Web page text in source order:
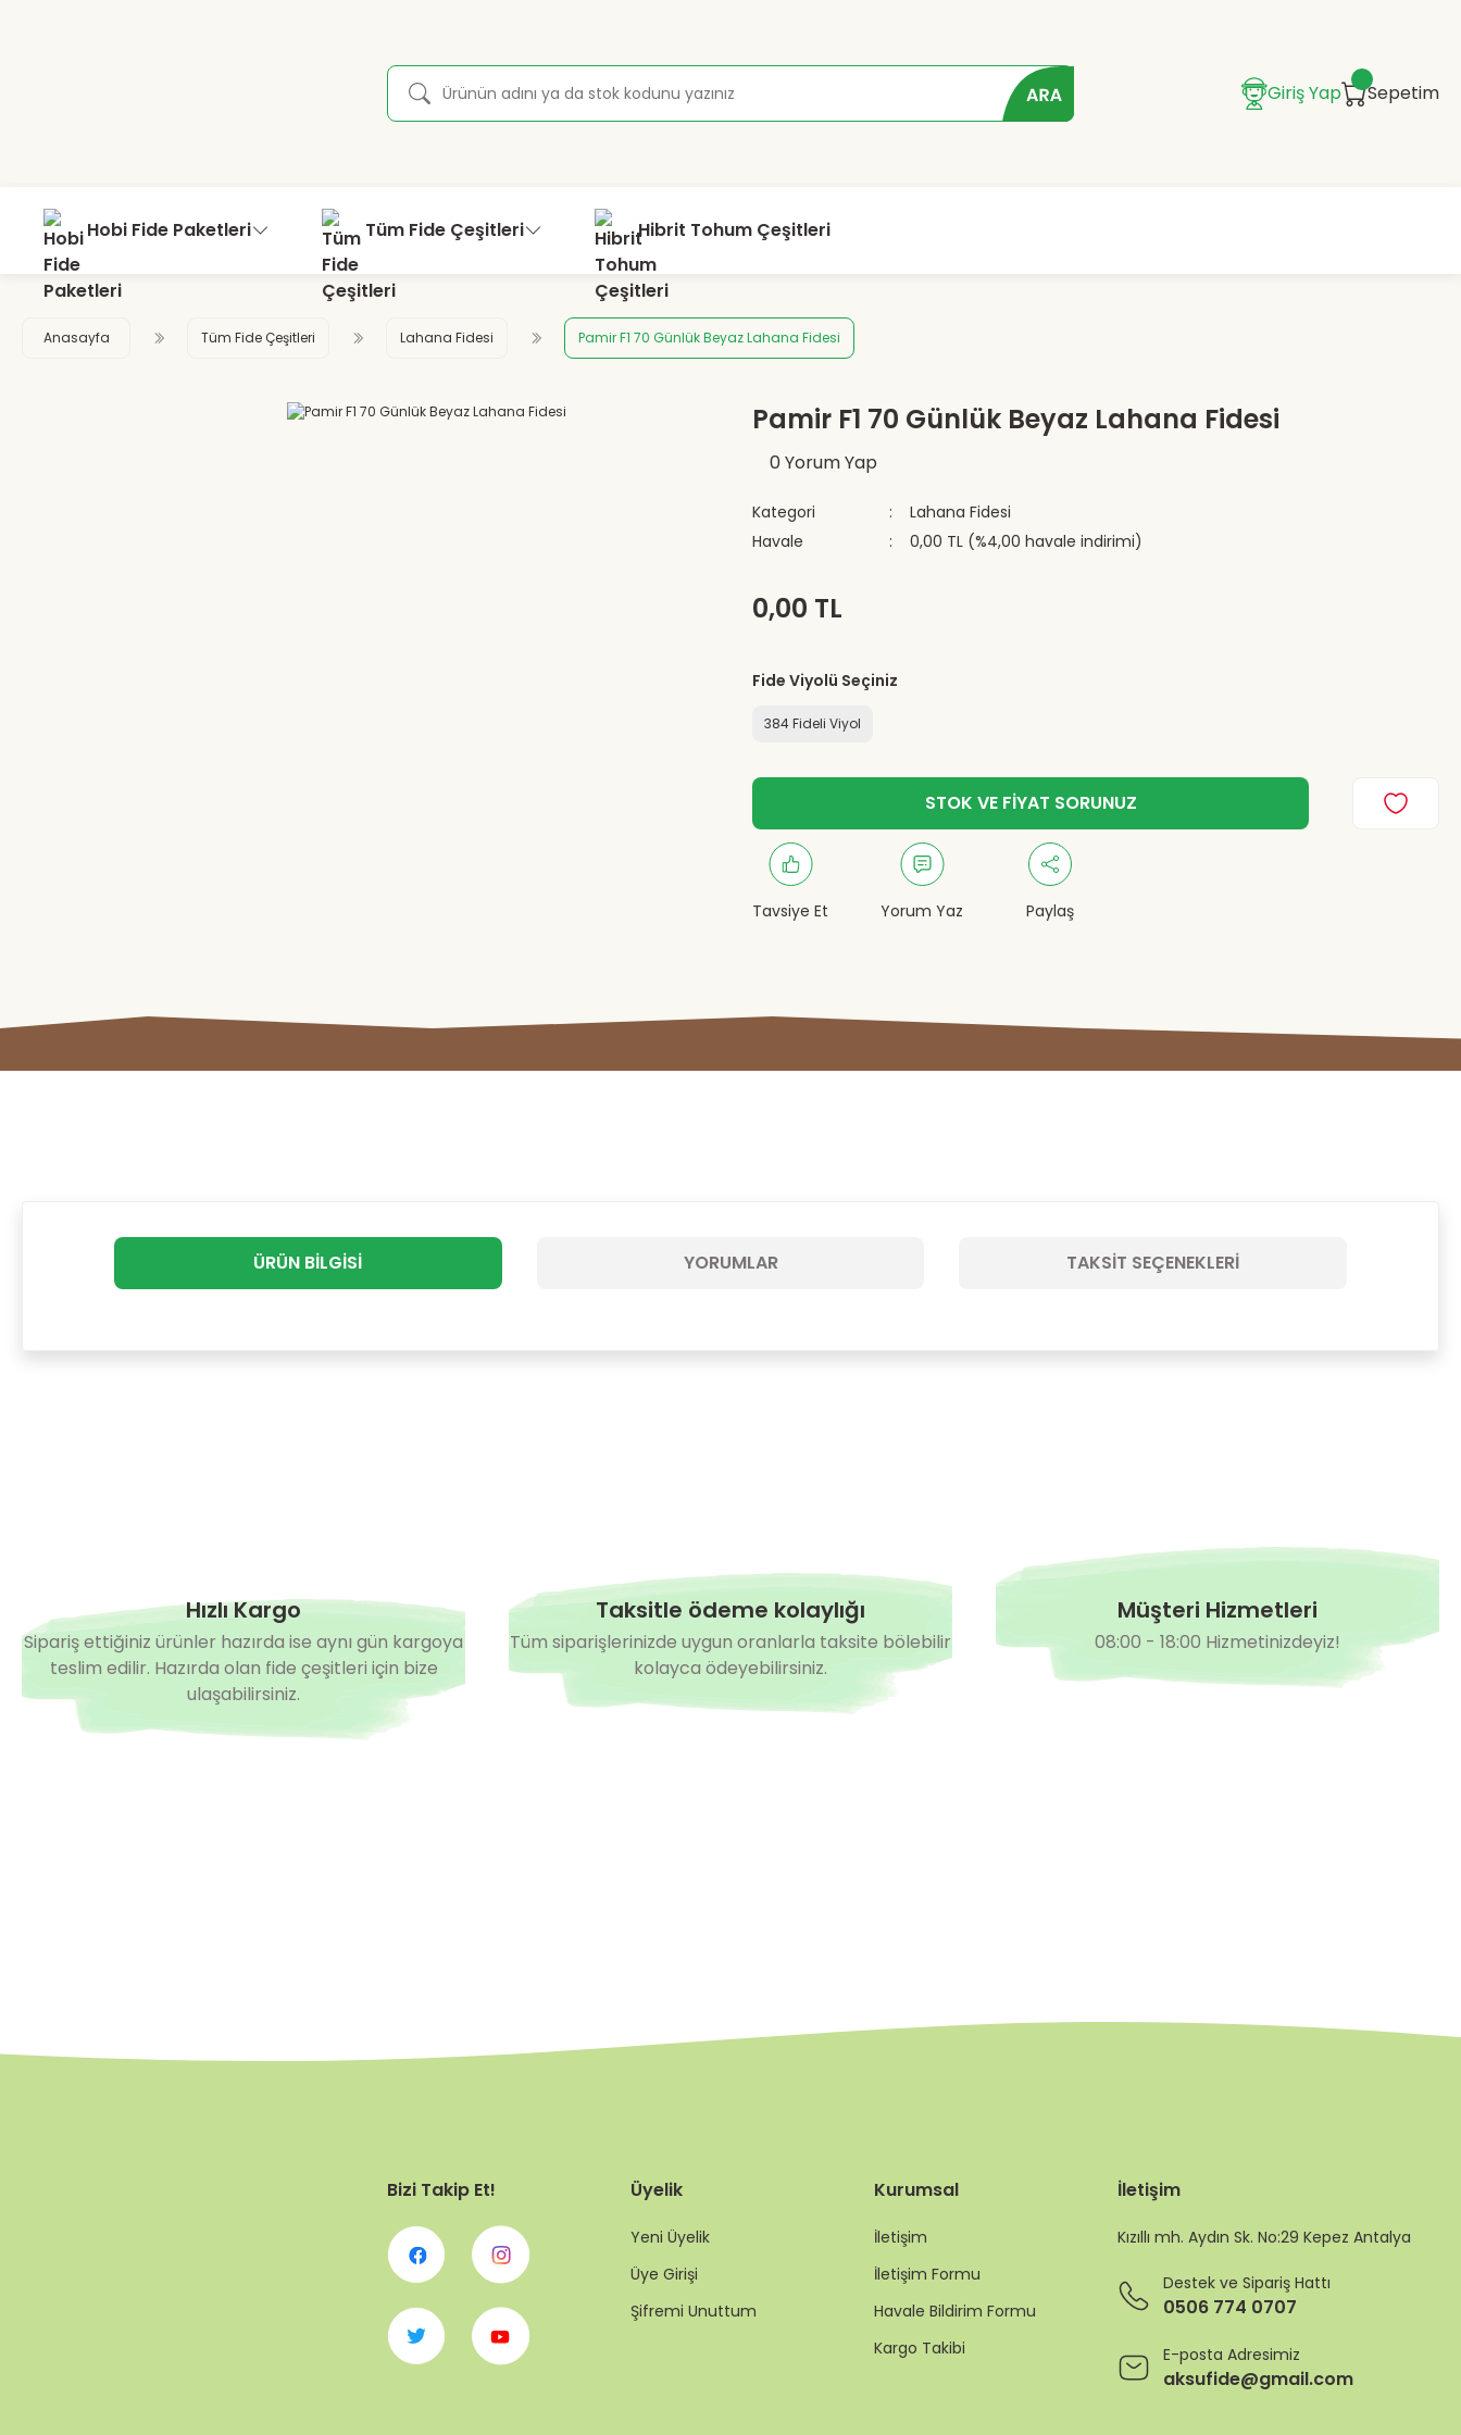
Giriş Yap Sepetim
Hobi Fide Paketleri Tüm Fide Çeşitleri Hibrit Tohum Çeşitleri
Anasayfa Tüm Fide Çeşitleri Lahana Fidesi Pamir F1 70 Günlük Beyaz Lahana Fidesi
Pamir F1 70 Günlük Beyaz Lahana Fidesi
0 Yorum Yap
Kategori
Lahana Fidesi
Havale
0,00 TL (%4,00 havale indirimi)
0,00 TL
Fide Viyolü Seçiniz
384 Fideli Viyol
STOK VE FİYAT SORUNUZ
Tavsiye Et Yorum Yaz Paylaş
ÜRÜN BILGISI YORUMLAR TAKSIT SEÇENEKLERI
Hızlı Kargo
Sipariş ettiğiniz ürünler hazırda ise aynı gün kargoya
teslim edilir. Hazırda olan fide çeşitleri için bize
ulaşabilirsiniz.
Taksitle ödeme kolaylığı
Tüm siparişlerinizde uygun oranlarla taksite bölebilir
kolayca ödeyebilirsiniz.
Müşteri Hizmetleri
08:00 - 18:00 Hizmetinizdeyiz!
Bizi Takip Et! Üyelik
Yeni Üyelik
Üye Girişi
Şifremi Unuttum
Kurumsal
İletişim
İletişim Formu
Havale Bildirim Formu
Kargo Takibi
İletişim
Kızıllı mh. Aydın Sk. No:29 Kepez Antalya
Destek ve Sipariş Hattı
0506 774 0707
E-posta Adresimiz
aksufide@gmail.com